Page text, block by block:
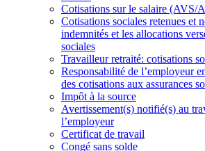
Cotisations sur le salaire
Cotisations sociales retenues et
indemnités et les allocations
sociales
Travailleur retraité: cotisations
Responsabilité de l’employeur
des cotisations aux assurances
Impôt à la source
Avertissement(s) notifié(s) au
l’employeur
Certificat de travail
Congé sans solde